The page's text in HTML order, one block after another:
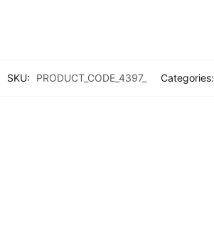
SKU: PRODUCT_CODE_4397_ Categories: